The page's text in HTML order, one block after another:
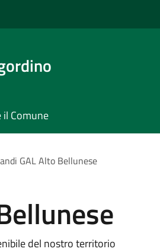
il Comune
GAL Alto Bellunese
del nostro territorio